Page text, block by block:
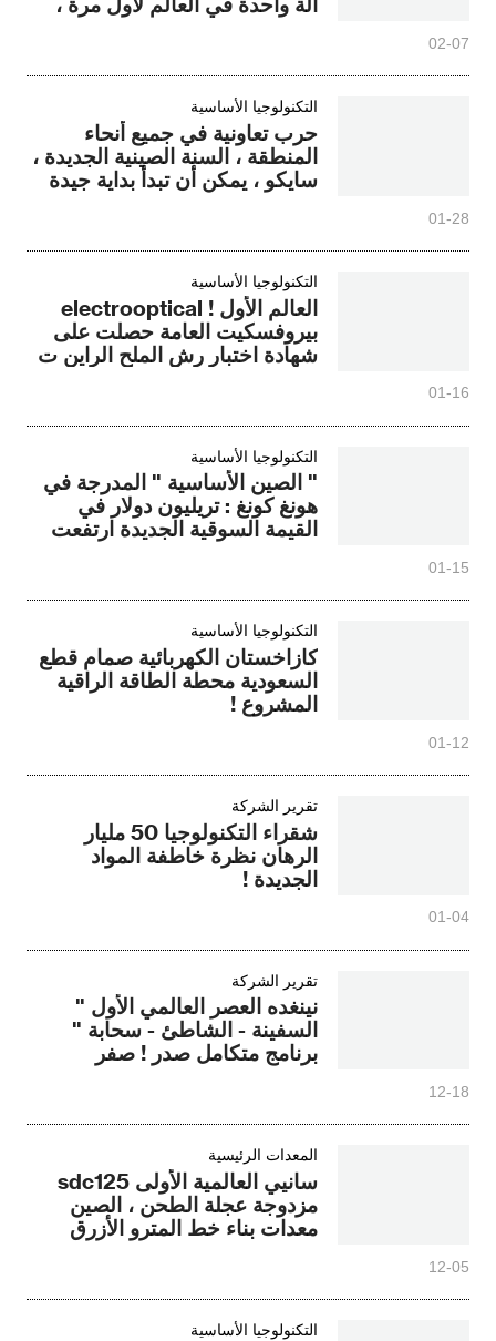
02-07
التكنولوجيا الأساسية
حرب تعاونية في جميع أنحاء
المنطقة ، السنة الصينية الجديدة ،
سايكو ، يمكن أن تبدأ بداية جيدة
01-28
التكنولوجيا الأساسية
العالم الأول ! electrooptical
بيروفسكيت العامة حصلت على
شهادة اختبار رش الملح الراين ت
01-16
التكنولوجيا الأساسية
" الصين الأساسية " المدرجة في
هونغ كونغ : تريليون دولار في
القيمة السوقية الجديدة ارتفعت
01-15
التكنولوجيا الأساسية
كازاخستان الكهربائية صمام قطع
السعودية محطة الطاقة الراقية
المشروع !
01-12
تقرير الشركة
شقراء التكنولوجيا 50 مليار
الرهان نظرة خاطفة المواد
الجديدة !
01-04
تقرير الشركة
نينغده العصر العالمي الأول "
السفينة - الشاطئ - سحابة "
برنامج متكامل صدر ! صفر
12-18
المعدات الرئيسية
سانيي العالمية الأولى sdc125
مزدوجة عجلة الطحن ، الصين
معدات بناء خط المترو الأزرق
12-05
التكنولوجيا الأساسية